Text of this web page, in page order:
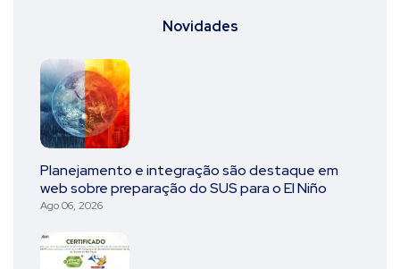
Novidades
Planejamento e integração são destaque em
web sobre preparação do SUS para o El Niño
Ago 06, 2026